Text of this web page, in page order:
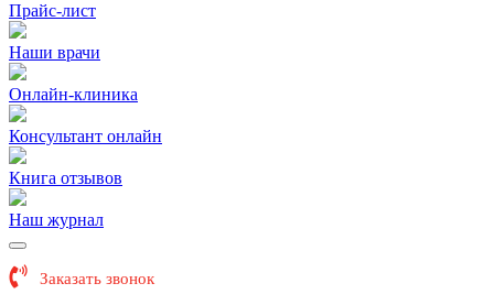
Прайс-лист
Наши врачи
Онлайн-клиника
Консультант онлайн
Книга отзывов
Наш журнал
Заказать звонок